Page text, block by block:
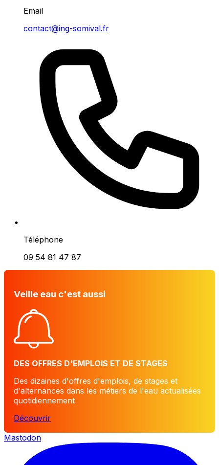
Email
contact@ing-somival.fr
Téléphone
09 54 81 47 87
Veille eau c'est aussi
DES OFFRES D'EMPLOIS ET DE STAGES
Des dizaines d'offres d'emplois, de stages et
d'alternances dans les métiers de l'eau actualisées
quotidiennement
Découvrir
Mastodon